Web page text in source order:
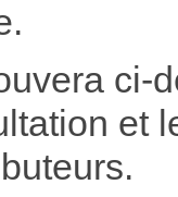
ci-
et